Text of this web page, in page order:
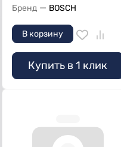
Бренд — BOSCH
В корзину
Купить в 1 клик